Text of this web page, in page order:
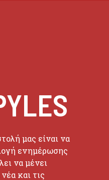
μας είναι να
ενημέρωσης
να μένει
και τις